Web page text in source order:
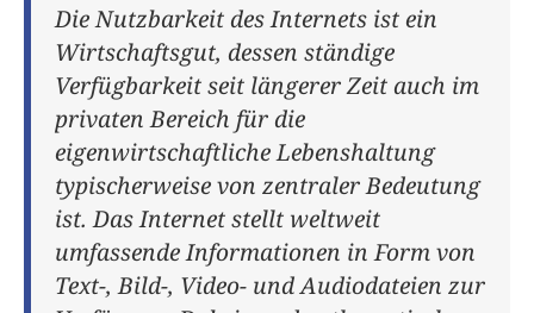
Die Nutzbarkeit des Internets ist ein
Wirtschaftsgut, dessen ständige
Verfügbarkeit seit längerer Zeit auch im
privaten Bereich für die
eigenwirtschaftliche Lebenshaltung
typischerweise von zentraler Bedeutung
ist. Das Internet stellt weltweit
umfassende Informationen in Form von
Text-, Bild-, Video- und Audiodateien zur